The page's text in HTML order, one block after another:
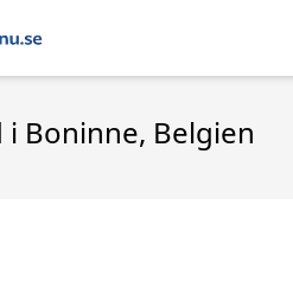
Boninne, Belgien